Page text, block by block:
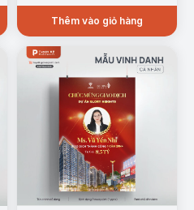
Thêm vào giỏ hàng